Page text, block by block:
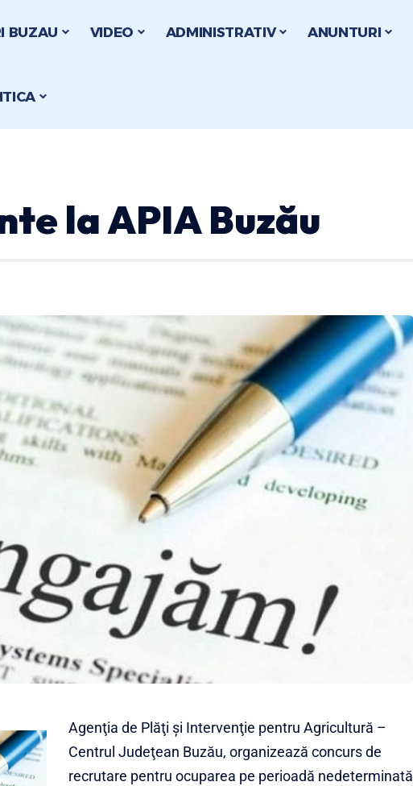
BUZAU VIDEO ADMINISTRATIV ANUNTURI
la APIA Buzău
Agenţia de Plăţi şi Intervenţie pentru Agricultură –
Centrul Judeţean Buzău, organizează concurs de
recrutare pentru ocuparea pe perioadă nedeterminată